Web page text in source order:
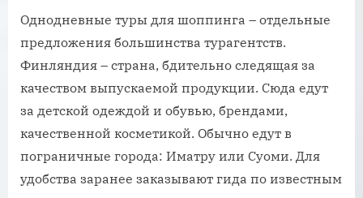
Однодневные туры для шоппинга – отдельные
предложения большинства турагентств.
Финляндия – страна, бдительно следящая за
качеством выпускаемой продукции. Сюда едут
за детской одеждой и обувью, брендами,
качественной косметикой. Обычно едут в
пограничные города: Иматру или Суоми. Для
удобства заранее заказывают гида по известным